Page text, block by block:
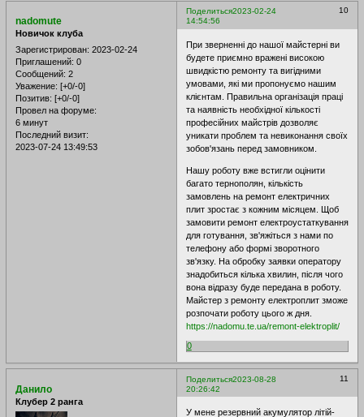
Поделиться 10
2023-02-24
14:54:56
nadomute
Новичок клуба
Зарегистрирован: 2023-02-24
Приглашений: 0
Сообщений: 2
Уважение: [+0/-0]
Позитив: [+0/-0]
Провел на форуме:
6 минут
Последний визит:
2023-07-24 13:49:53
При зверненні до нашої майстерні ви
будете приємно вражені високою
швидкістю ремонту та вигідними
умовами, які ми пропонуємо нашим
клієнтам. Правильна організація праці
та наявність необхідної кількості
професійних майстрів дозволяє
уникати проблем та невиконання своїх
зобов'язань перед замовником.
Нашу роботу вже встигли оцінити
багато тернополян, кількість
замовлень на ремонт електричних
плит зростає з кожним місяцем. Щоб
замовити ремонт електроустаткування
для готування, зв'яжіться з нами по
телефону або формі зворотного
зв'язку. На обробку заявки оператору
знадобиться кілька хвилин, після чого
вона відразу буде передана в роботу.
Майстер з ремонту електроплит зможе
розпочати роботу цього ж дня.
https://nadomu.te.ua/remont-elektroplit/
0
Поделиться 11
2023-08-28
20:26:42
Данило
Клубер 2 ранга
У мене резервний акумулятор літій-